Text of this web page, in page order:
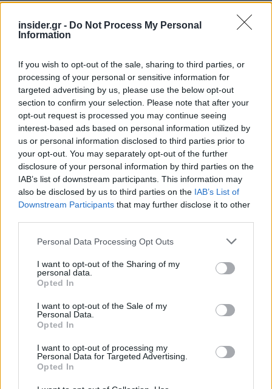
insider.gr - Do Not Process My Personal
Information
If you wish to opt-out of the sale, sharing to third parties, or
processing of your personal or sensitive information for
targeted advertising by us, please use the below opt-out
section to confirm your selection. Please note that after your
opt-out request is processed you may continue seeing
interest-based ads based on personal information utilized by
us or personal information disclosed to third parties prior to
your opt-out. You may separately opt-out of the further
disclosure of your personal information by third parties on the
IAB’s list of downstream participants. This information may
also be disclosed by us to third parties on the IAB’s List of
Downstream Participants that may further disclose it to other
Please note that this website/app uses one or more Google
not limited to your visit or usage behaviour. You may click to
grant or deny consent to Google and its third-party tags to
use your data for below specified purposes in below Google
consent section.
Personal Data Processing Opt Outs
I want to opt-out of the Sharing of my
personal data.
Opted In
I want to opt-out of the Sale of my
Personal Data.
Opted In
I want to opt-out of processing my
Personal Data for Targeted Advertising.
Opted In
κυκλοφορία ενός μικρότερου μοντέλου "Sprint",
που απευθύνεται στις αγορές των ΗΠΑ και του
εξωτερικού με κόστος κάτω των 6.000 δολαρίων.
Η εταιρεία ανέφερε ότι θα συνεχίσει να μην
δημοσιεύει την ετήσια πρόβλεψή της, αλλά
σημείωσε δασμολογική επιβάρυνση 27 εκατ.
δολαρίων.